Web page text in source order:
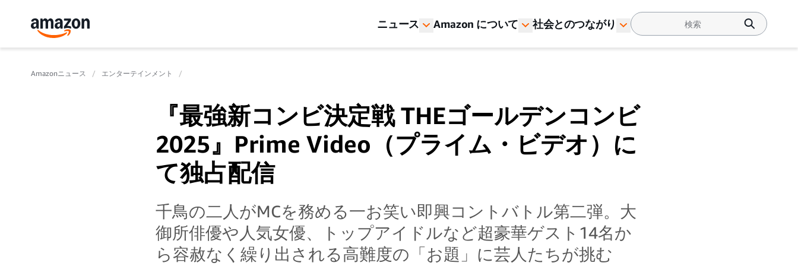
ニュース Amazon について 社会とのつながり
Amazonニュース エンターテインメント
『最強新コンビ決定戦 THEゴールデンコンビ
2025』Prime Video（プライム・ビデオ）に
て独占配信
千鳥の二人がMCを務める一お笑い即興コントバトル第二弾。大
御所俳優や人気女優、トップアイドルなど超豪華ゲスト14名か
ら容赦なく繰り出される高難度の「お題」に芸人たちが挑む